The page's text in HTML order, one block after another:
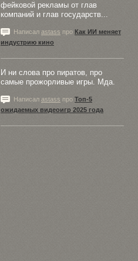
фейковой рекламы от глав
компаний и глав государств...
Написал astass про Как ИИ меняет
индустрию кино
И ни слова про пиратов, про
самые прожорливые игры. Мда.
Написал astass про Топ-5
ожидаемых видеоигр 2025 года